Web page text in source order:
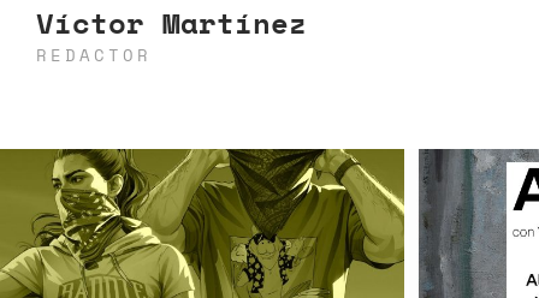
Víctor Martínez
REDACTOR